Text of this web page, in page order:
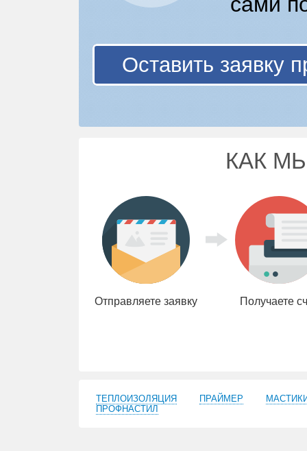
Оставить заявку
КАК
Отправляете заявку Получаете
ТЕПЛОИЗОЛЯЦИЯ ПРАЙМЕР
ПРОФНАСТИЛ